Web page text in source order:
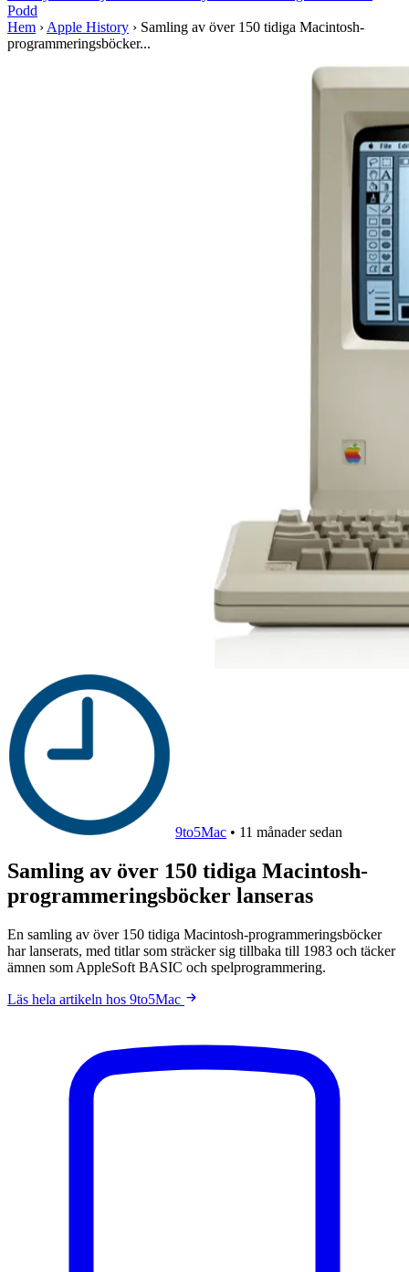
Podd
Hem › Apple History › Samling av över 150 tidiga Macintosh-
programmeringsböcker...
9to5Mac • 11 månader sedan
Samling av över 150 tidiga Macintosh-
programmeringsböcker lanseras
En samling av över 150 tidiga Macintosh-programmeringsböcker
har lanserats, med titlar som sträcker sig tillbaka till 1983 och täcker
ämnen som AppleSoft BASIC och spelprogrammering.
Läs hela artikeln hos 9to5Mac